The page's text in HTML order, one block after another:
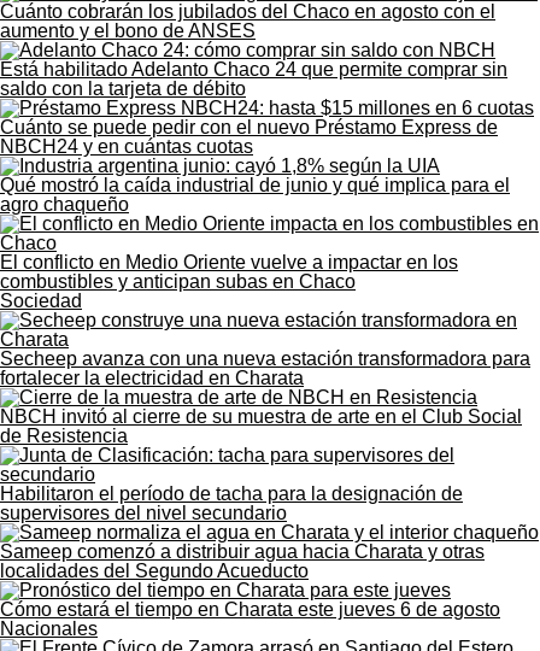
Cuánto cobrarán los jubilados del Chaco en agosto con el
aumento y el bono de ANSES
Está habilitado Adelanto Chaco 24 que permite comprar sin
saldo con la tarjeta de débito
Cuánto se puede pedir con el nuevo Préstamo Express de
NBCH24 y en cuántas cuotas
Qué mostró la caída industrial de junio y qué implica para el
agro chaqueño
El conflicto en Medio Oriente vuelve a impactar en los
combustibles y anticipan subas en Chaco
Sociedad
Secheep avanza con una nueva estación transformadora para
fortalecer la electricidad en Charata
NBCH invitó al cierre de su muestra de arte en el Club Social
de Resistencia
Habilitaron el período de tacha para la designación de
supervisores del nivel secundario
Sameep comenzó a distribuir agua hacia Charata y otras
localidades del Segundo Acueducto
Cómo estará el tiempo en Charata este jueves 6 de agosto
Nacionales